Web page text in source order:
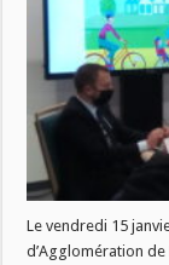
Le vendredi 15
d’Agglomération